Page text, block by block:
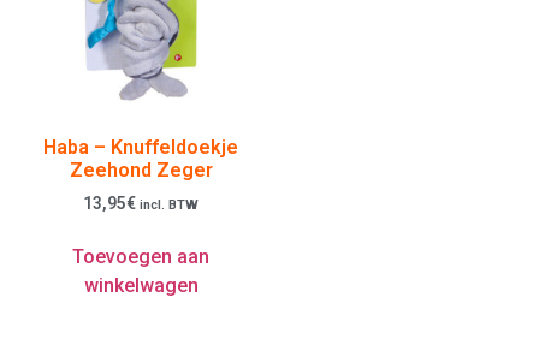
Haba – Knuffeldoekje
Zeehond Zeger
13,95€ incl. BTW
Toevoegen aan
winkelwagen